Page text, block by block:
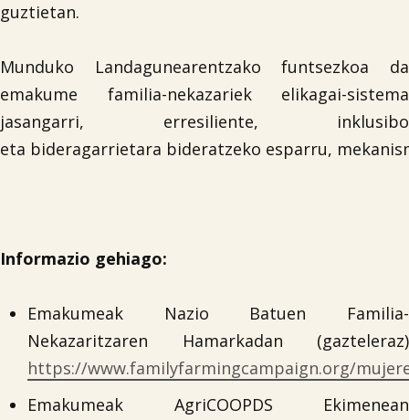
guztietan.
Munduko Landagunearentzako funtsezkoa da
emakume familia-nekazariek elikagai-sistema
jasangarri, erresiliente, inklusibo
eta bideragarrietara bideratzeko esparru,
Informazio gehiago:
Emakumeak Nazio Batuen Familia-
Nekazaritzaren Hamarkadan (gazteleraz)
https://www.familyfarmingcampaign.org/
Emakumeak AgriCOOPDS Ekimenean